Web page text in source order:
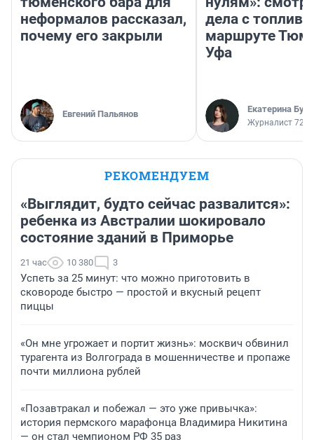
неформалов рассказал,
почему его закрыли
Евгений Пальянов
дела с
маршруте
Уфа
Екатерина
Журналист
РЕКОМЕНДУЕМ
«Выглядит, будто сейчас развалится»:
ребенка из Австралии шокировало
состояние зданий в Приморье
21 час 10 380 3
Успеть за 25 минут: что можно приготовить в
сковороде быстро — простой и вкусный рецепт
пиццы
«Он мне угрожает и портит жизнь»: москвич обвинил
турагента из Волгограда в мошенничестве и пропаже
почти миллиона рублей
«Позавтракал и побежал — это уже привычка»:
история пермского марафонца Владимира Никитина
— он стал чемпионом РФ 35 раз